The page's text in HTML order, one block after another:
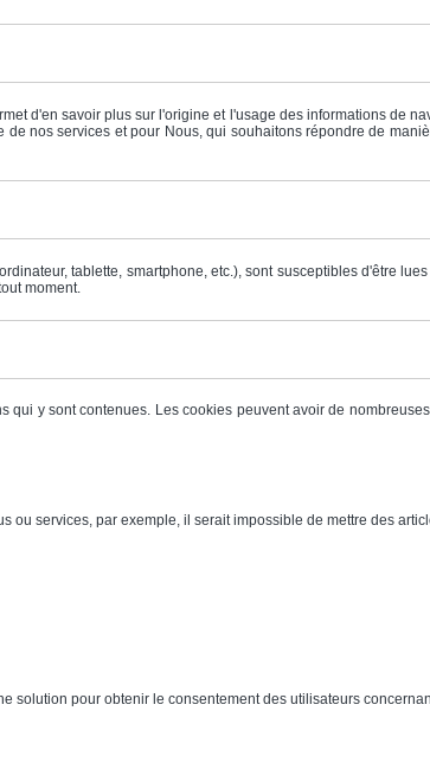
d'en savoir plus sur l'origine et l'usage des informations de
nos services et pour Nous, qui souhaitons répondre de
tablette, smartphone, etc.), sont susceptibles d'être
moment.
y sont contenues. Les cookies peuvent avoir de
services, par exemple, il serait impossible de mettre des
pour obtenir le consentement des utilisateurs